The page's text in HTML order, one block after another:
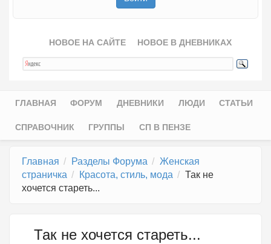
НОВОЕ НА САЙТЕ НОВОЕ В ДНЕВНИКАХ
Главное меню
ГЛАВНАЯ ФОРУМ ДНЕВНИКИ ЛЮДИ СТАТЬИ
СПРАВОЧНИК ГРУППЫ СП В ПЕНЗЕ
Главная Разделы Форума
Женская
страничка
Красота, стиль, мода
Так не
хочется стареть...
Так не хочется стареть...